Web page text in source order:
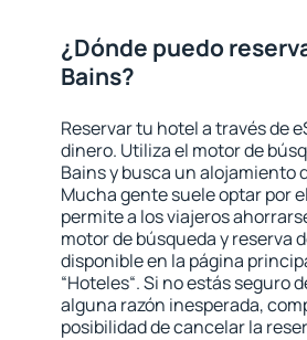
¿Dónde puedo
Bains?
Reservar tu hotel a través de
dinero. Utiliza el motor de
Bains y busca un alojamiento
Mucha gente suele optar por
permite a los viajeros
motor de búsqueda y reserva
disponible en la página
“Hoteles“. Si no estás seguro
alguna razón inesperada,
posibilidad de cancelar la